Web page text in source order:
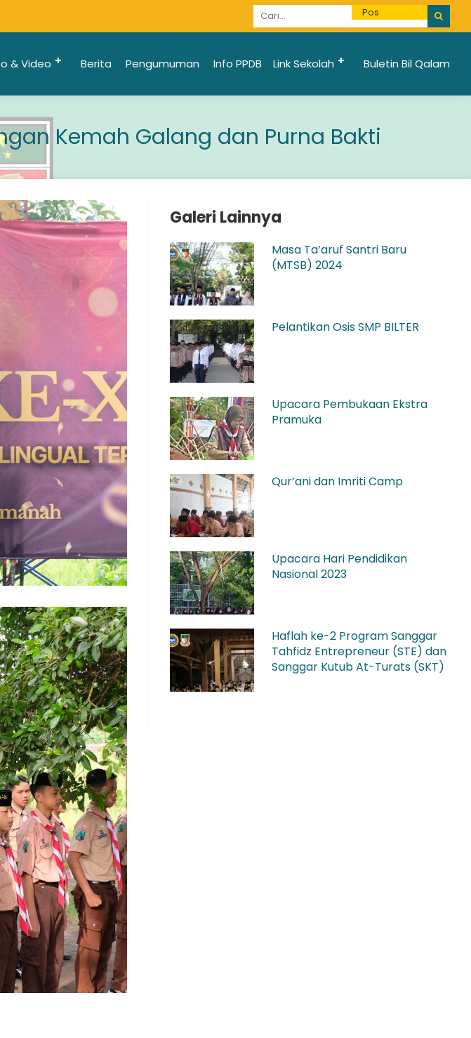
Informasi Penerimaan Santri Baru 2025/2026
& Video Berita Pengumuman Info PPDB Link Sekolah Buletin Bil Qalam
Kemah Galang dan Purna Bakti
Galeri Lainnya
Masa Ta’aruf Santri Baru
(MTSB) 2024
Pelantikan Osis SMP BILTER
Upacara Pembukaan Ekstra
Pramuka
Qur’ani dan Imriti Camp
Upacara Hari Pendidikan
Nasional 2023
Haflah ke-2 Program Sanggar
Tahfidz Entrepreneur (STE) dan
Sanggar Kutub At-Turats (SKT)